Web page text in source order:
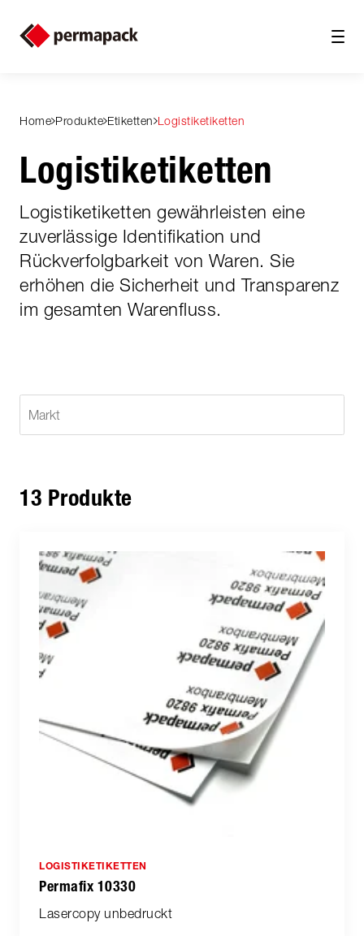
Home Produkte Etiketten Logistiketiketten
Logistiketiketten
Logistiketiketten gewährleisten eine
zuverlässige Identifikation und
Rückverfolgbarkeit von Waren. Sie
erhöhen die Sicherheit und Transparenz
im gesamten Warenfluss.
13 Produkte
LOGISTIKETIKETTEN
Permafix 10330
Lasercopy unbedruckt